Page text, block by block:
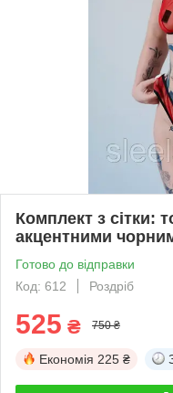
Комплект з сітки:
акцентними
Готово до відправки
Код: 612
Роздріб
525 ₴ 750 ₴
Економія 225 ₴